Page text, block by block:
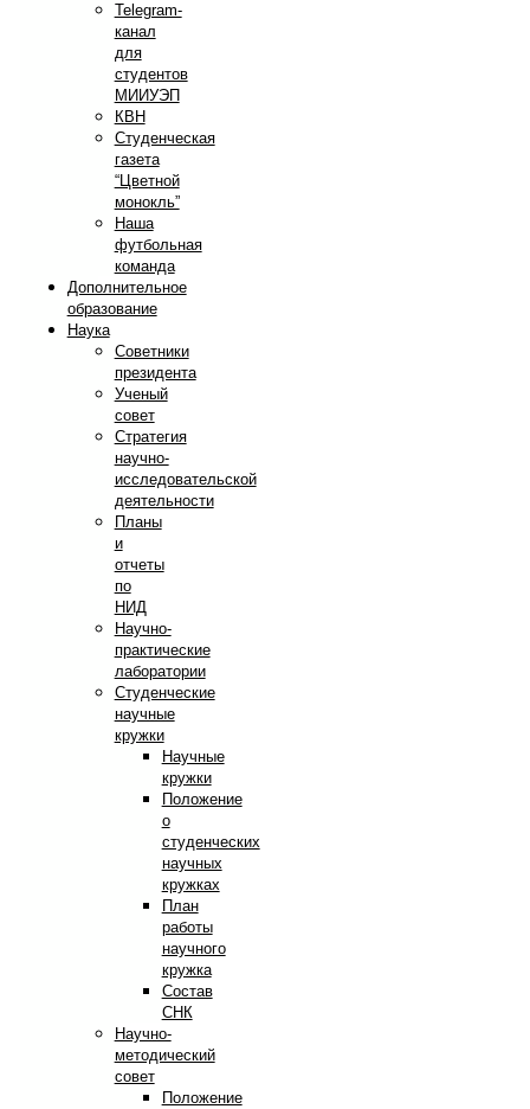
Telegram-
канал
для
студентов
МИИУЭП
КВН
Студенческая
газета
“Цветной
монокль”
Наша
футбольная
команда
Дополнительное
образование
Наука
Советники
президента
Ученый
совет
Стратегия
научно-
исследовательской
деятельности
Планы
и
отчеты
по
НИД
Научно-
практические
лаборатории
Студенческие
научные
кружки
Научные
кружки
Положение
о
студенческих
научных
кружках
План
работы
научного
кружка
Состав
СНК
Научно-
методический
совет
Положение